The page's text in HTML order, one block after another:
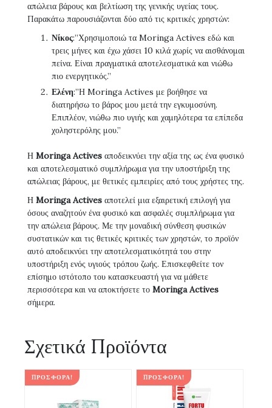
απώλεια βάρους και βελτίωση της γενικής υγείας τους.
Παρακάτω παρουσιάζονται δύο από τις κριτικές χρηστών:
Νίκος:”Χρησιμοποιώ τα Moringa Actives εδώ και
τρεις μήνες και έχω χάσει 10 κιλά χωρίς να αισθάνομαι
πείνα. Είναι πραγματικά αποτελεσματικά και νιώθω
πιο ενεργητικός.”
Ελένη:”Η Moringa Actives με βοήθησε να
διατηρήσω το βάρος μου μετά την εγκυμοσύνη.
Επιπλέον, νιώθω πιο υγιής και χαμηλότερα τα επίπεδα
χοληστερόλης μου.”
Η Moringa Actives αποδεικνύει την αξία της ως ένα φυσικό
και αποτελεσματικό συμπλήρωμα για την υποστήριξη της
απώλειας βάρους, με θετικές εμπειρίες από τους χρήστες της.
Η Moringa Actives αποτελεί μια εξαιρετική επιλογή για
όσους αναζητούν ένα φυσικό και ασφαλές συμπλήρωμα για
την απώλεια βάρους. Με την μοναδική σύνθεση φυσικών
συστατικών και τις θετικές κριτικές των χρηστών, το προϊόν
αυτό αποδεικνύει την αποτελεσματικότητά του στην
υποστήριξη ενός υγιούς τρόπου ζωής. Επισκεφθείτε τον
επίσημο ιστότοπο του κατασκευαστή για να μάθετε
περισσότερα και να αποκτήσετε το Moringa Actives
σήμερα.
Σχετικά Προϊόντα
ΠΡΟΣΦΟΡΆ! ΠΡΟΣΦΟΡΆ!